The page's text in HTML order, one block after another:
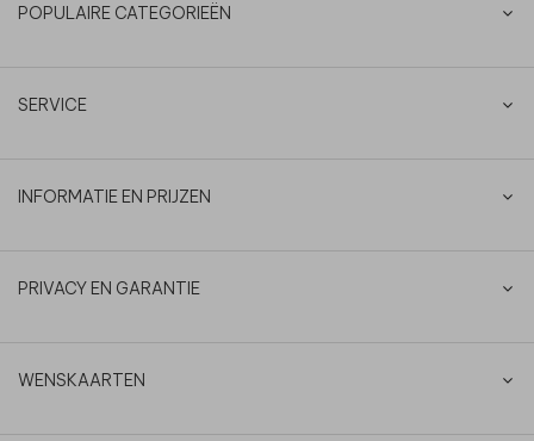
POPULAIRE CATEGORIEËN
SERVICE
INFORMATIE EN PRIJZEN
PRIVACY EN GARANTIE
WENSKAARTEN